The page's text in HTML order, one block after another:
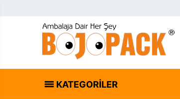
KATEGORILER